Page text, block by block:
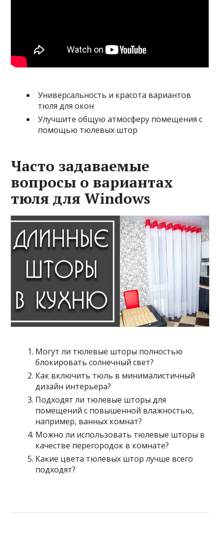
Универсальность и красота вариантов
тюля для окон
Улучшите общую атмосферу помещения с
помощью тюлевых штор
Часто задаваемые
вопросы о вариантах
тюля для Windows
Могут ли тюлевые шторы полностью
блокировать солнечный свет?
Как включить тюль в минималистичный
дизайн интерьера?
Подходят ли тюлевые шторы для
помещений с повышенной влажностью,
например, ванных комнат?
Можно ли использовать тюлевые шторы в
качестве перегородок в комнате?
Какие цвета тюлевых штор лучше всего
подходят?